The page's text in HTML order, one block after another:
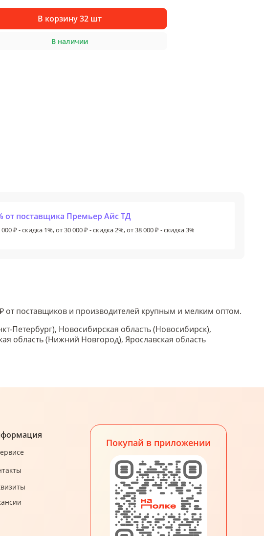
В корзину 32 шт
В наличии
от поставщика Премьер Айс ТД
₽ - скидка 1%, от 30 000 ₽ - скидка 2%, от 38 000 ₽ - скидка 3%
поставщиков и производителей крупным и мелким оптом.
Петербург), Новосибирская область (Новосибирск),
область (Нижний Новгород), Ярославская область
Покупай в приложении